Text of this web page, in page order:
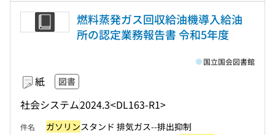
燃料蒸発ガス回収給油機導入給油
所の認定業務報告書 令和5年度
紙 図書
社会システム2024.3<DL163-R1>
国立国会図書館
件名 ガソリンスタンド 排気ガス--排出抑制